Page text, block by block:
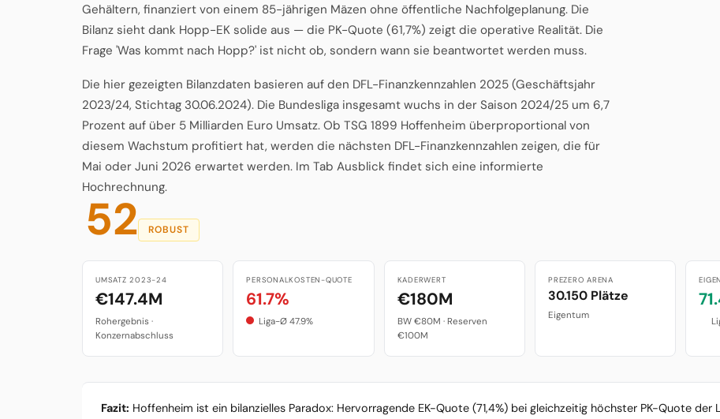
Gehältern, finanziert von einem 85-jährigen Mäzen ohne öffentliche Nachfolgeplanung. Die
Bilanz sieht dank Hopp-EK solide aus — die PK-Quote (61,7%) zeigt die operative Realität. Die
Frage 'Was kommt nach Hopp?' ist nicht ob, sondern wann sie beantwortet werden muss.
Die hier gezeigten Bilanzdaten basieren auf den DFL-Finanzkennzahlen 2025 (Geschäftsjahr
2023/24, Stichtag 30.06.2024). Die Bundesliga insgesamt wuchs in der Saison 2024/25 um 6,7
Prozent auf über 5 Milliarden Euro Umsatz. Ob TSG 1899 Hoffenheim überproportional von
diesem Wachstum profitiert hat, werden die nächsten DFL-Finanzkennzahlen zeigen, die für
Mai oder Juni 2026 erwartet werden. Im Tab Ausblick findet sich eine informierte
Hochrechnung.
52 ROBUST
UMSATZ 2023-24
€147.4M
Rohergebnis ·
Konzernabschluss
PERSONALKOSTEN-QUOTE
61.7%
Liga-Ø 47.9%
KADERWERT
€180M
BW €80M · Reserven
€100M
PREZERO ARENA
30.150 Plätze
Eigentum
Fazit: Hoffenheim ist ein bilanzielles Paradox: Hervorragende EK-Quote (71,4%) bei gleichzeitig höchster PK-Quote der